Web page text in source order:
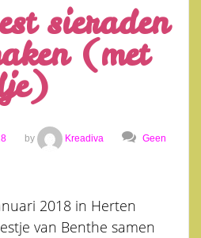
sieraden
(met
by Kreadiva Geen
2018 in Herten
van Benthe samen